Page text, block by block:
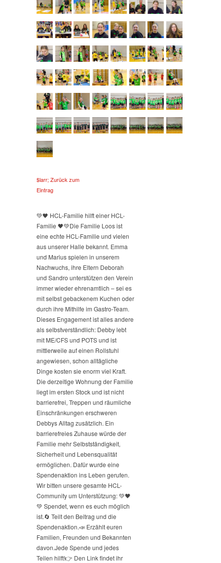
$larr; Zurück zum
Eintrag
💚🖤 HCL-Familie hilft einer HCL-
Familie 🖤💚Die Familie Loos ist
eine echte HCL-Familie und vielen
aus unserer Halle bekannt. Emma
und Marius spielen in unserem
Nachwuchs, ihre Eltern Deborah
und Sandro unterstützen den Verein
immer wieder ehrenamtlich – sei es
mit selbst gebackenem Kuchen oder
durch ihre Mithilfe im Gastro-Team.
Dieses Engagement ist alles andere
als selbstverständlich: Debby lebt
mit ME/CFS und POTS und ist
mittlerweile auf einen Rollstuhl
angewiesen, schon alltägliche
Dinge kosten sie enorm viel Kraft.
Die derzeitige Wohnung der Familie
liegt im ersten Stock und ist nicht
barrierefrei, Treppen und räumliche
Einschränkungen erschweren
Debbys Alltag zusätzlich. Ein
barrierefreies Zuhause würde der
Familie mehr Selbstständigkeit,
Sicherheit und Lebensqualität
ermöglichen. Dafür wurde eine
Spendenaktion ins Leben gerufen.
Wir bitten unsere gesamte HCL-
Community um Unterstützung: 💚🖤
💚 Spendet, wenn es euch möglich
ist.🔄 Teilt den Beitrag und die
Spendenaktion.📣 Erzählt euren
Familien, Freunden und Bekannten
davon.Jede Spende und jedes
Teilen hilft!👉 Den Link findet ihr